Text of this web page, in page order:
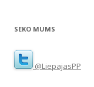
SEKO MUMS
@LiepajasPP